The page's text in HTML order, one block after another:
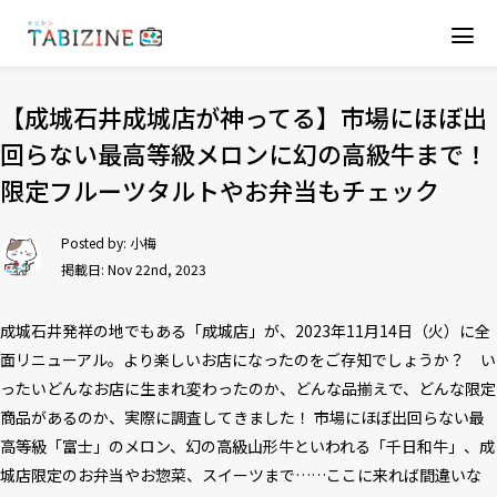
【成城石井成城店が神ってる】市場にほぼ出
回らない最高等級メロンに幻の高級牛まで！
限定フルーツタルトやお弁当もチェック
Posted by: 小梅
掲載日: Nov 22nd, 2023
成城石井発祥の地でもある「成城店」が、2023年11月14日（火）に全
面リニューアル。より楽しいお店になったのをご存知でしょうか？ い
ったいどんなお店に生まれ変わったのか、どんな品揃えで、どんな限定
商品があるのか、実際に調査してきました！ 市場にほぼ出回らない最
高等級「富士」のメロン、幻の高級山形牛といわれる「千日和牛」、成
城店限定のお弁当やお惣菜、スイーツまで……ここに来れば間違いな